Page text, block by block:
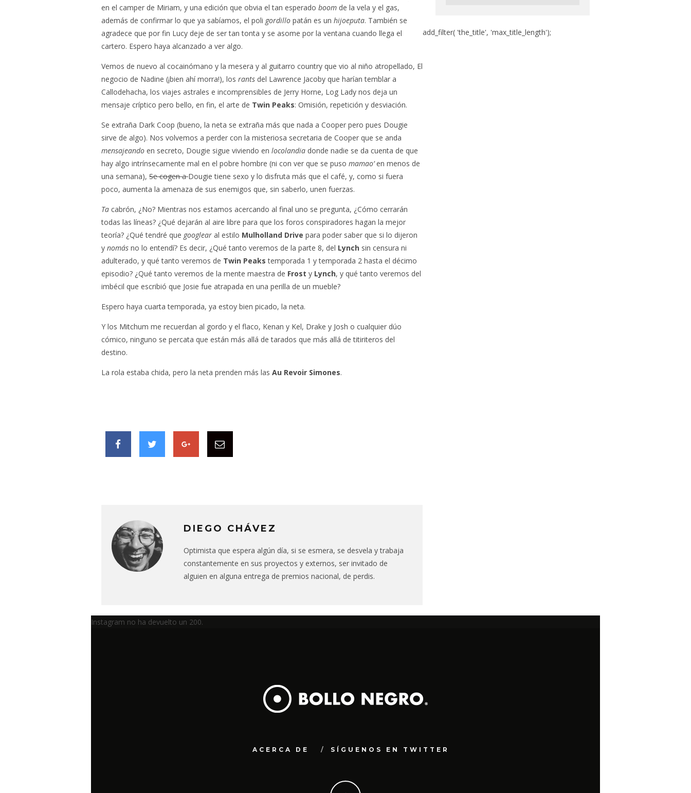
en el camper de Miriam, y una edición que obvia el tan esperado boom de la vela y el gas,
además de confirmar lo que ya sabíamos, el poli gordillo patán es un hijoeputa. También se
agradece que por fin Lucy deje de ser tan tonta y se asome por la ventana cuando llega el
cartero. Espero haya alcanzado a ver algo.
Vemos de nuevo al cocainómano y la mesera y al guitarro country que vio al niño atropellado, El
negocio de Nadine (¡bien ahí morra!), los rants del Lawrence Jacoby que harían temblar a
Callodehacha, los viajes astrales e incomprensibles de Jerry Horne, Log Lady nos deja un
mensaje críptico pero bello, en fin, el arte de Twin Peaks: Omisión, repetición y desviación.
Se extraña Dark Coop (bueno, la neta se extraña más que nada a Cooper pero pues Dougie
sirve de algo). Nos volvemos a perder con la misteriosa secretaria de Cooper que se anda
mensajeando en secreto, Dougie sigue viviendo en locolandia donde nadie se da cuenta de que
hay algo intrínsecamente mal en el pobre hombre (ni con ver que se puso mamao’en menos de
una semana), Se cogen aDougie tiene sexo y lo disfruta más que el café, y, como si fuera
poco, aumenta la amenaza de sus enemigos que, sin saberlo, unen fuerzas.
Ta cabrón, ¿No? Mientras nos estamos acercando al final uno se pregunta, ¿Cómo cerrarán
todas las líneas? ¿Qué dejarán al aire libre para que los foros conspiradores hagan la mejor
teoría? ¿Qué tendré que googlear al estilo Mulholland Drive para poder saber que si lo dijeron
y nomás no lo entendí? Es decir, ¿Qué tanto veremos de la parte 8, del Lynch sin censura ni
adulterado, y qué tanto veremos de Twin Peaks temporada 1 y temporada 2 hasta el décimo
episodio? ¿Qué tanto veremos de la mente maestra de Frost y Lynch, y qué tanto veremos del
imbécil que escribió que Josie fue atrapada en una perilla de un mueble?
Espero haya cuarta temporada, ya estoy bien picado, la neta.
Y los Mitchum me recuerdan al gordo y el flaco, Kenan y Kel, Drake y Josh o cualquier dúo
cómico, ninguno se percata que están más allá de tarados que más allá de titiriteros del
destino.
La rola estaba chida, pero la neta prenden más las Au Revoir Simones.
DIEGO CHÁVEZ
Optimista que espera algún día, si se esmera, se desvela y trabaja
constantemente en sus proyectos y externos, ser invitado de
alguien en alguna entrega de premios nacional, de perdis.
add_filter( 'the_title', 'max_title_length');
Instagram no ha devuelto un 200.
ACERCA DE SÍGUENOS EN TWITTER